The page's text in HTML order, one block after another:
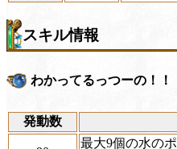
スキル情報
わかってるっつーの！！
発動数
最大9個の水の